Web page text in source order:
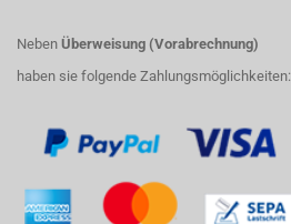
Neben Überweisung (Vorabrechnung)
haben sie folgende Zahlungsmöglichkeiten: